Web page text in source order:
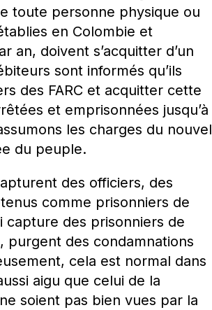
toute personne physique ou
en Colombie et
an, doivent s’acquitter d’un
sont informés qu’ils
des FARC et acquitter cette
et emprisonnées jusqu’à
les charges du nouvel
du peuple.
des officiers, des
comme prisonniers de
capture des prisonniers de
purgent des condamnations
cela est normal dans
aigu que celui de la
soient pas bien vues par la